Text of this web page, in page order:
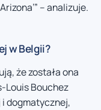
– analizuje.
w Belgii?
że została ona
Louis Bouchez
dogmatycznej,